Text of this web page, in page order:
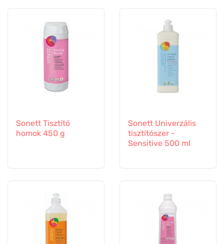
Sonett Tisztító
homok 450 g
Sonett Univerzális
tisztítószer -
Sensitive 500 ml